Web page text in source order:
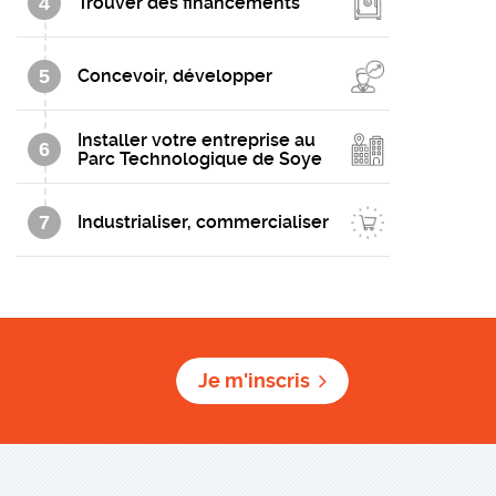
5 Concevoir, développer
6
Installer votre entreprise au
Parc Technologique de Soye
7 Industrialiser, commercialiser
Je m'inscris